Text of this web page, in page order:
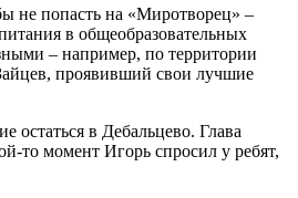
не попасть на «Миротворец» –
в общеобразовательных
– например, по территории
проявивший свои лучшие
остаться в Дебальцево. Глава
то момент Игорь спросил у ребят,